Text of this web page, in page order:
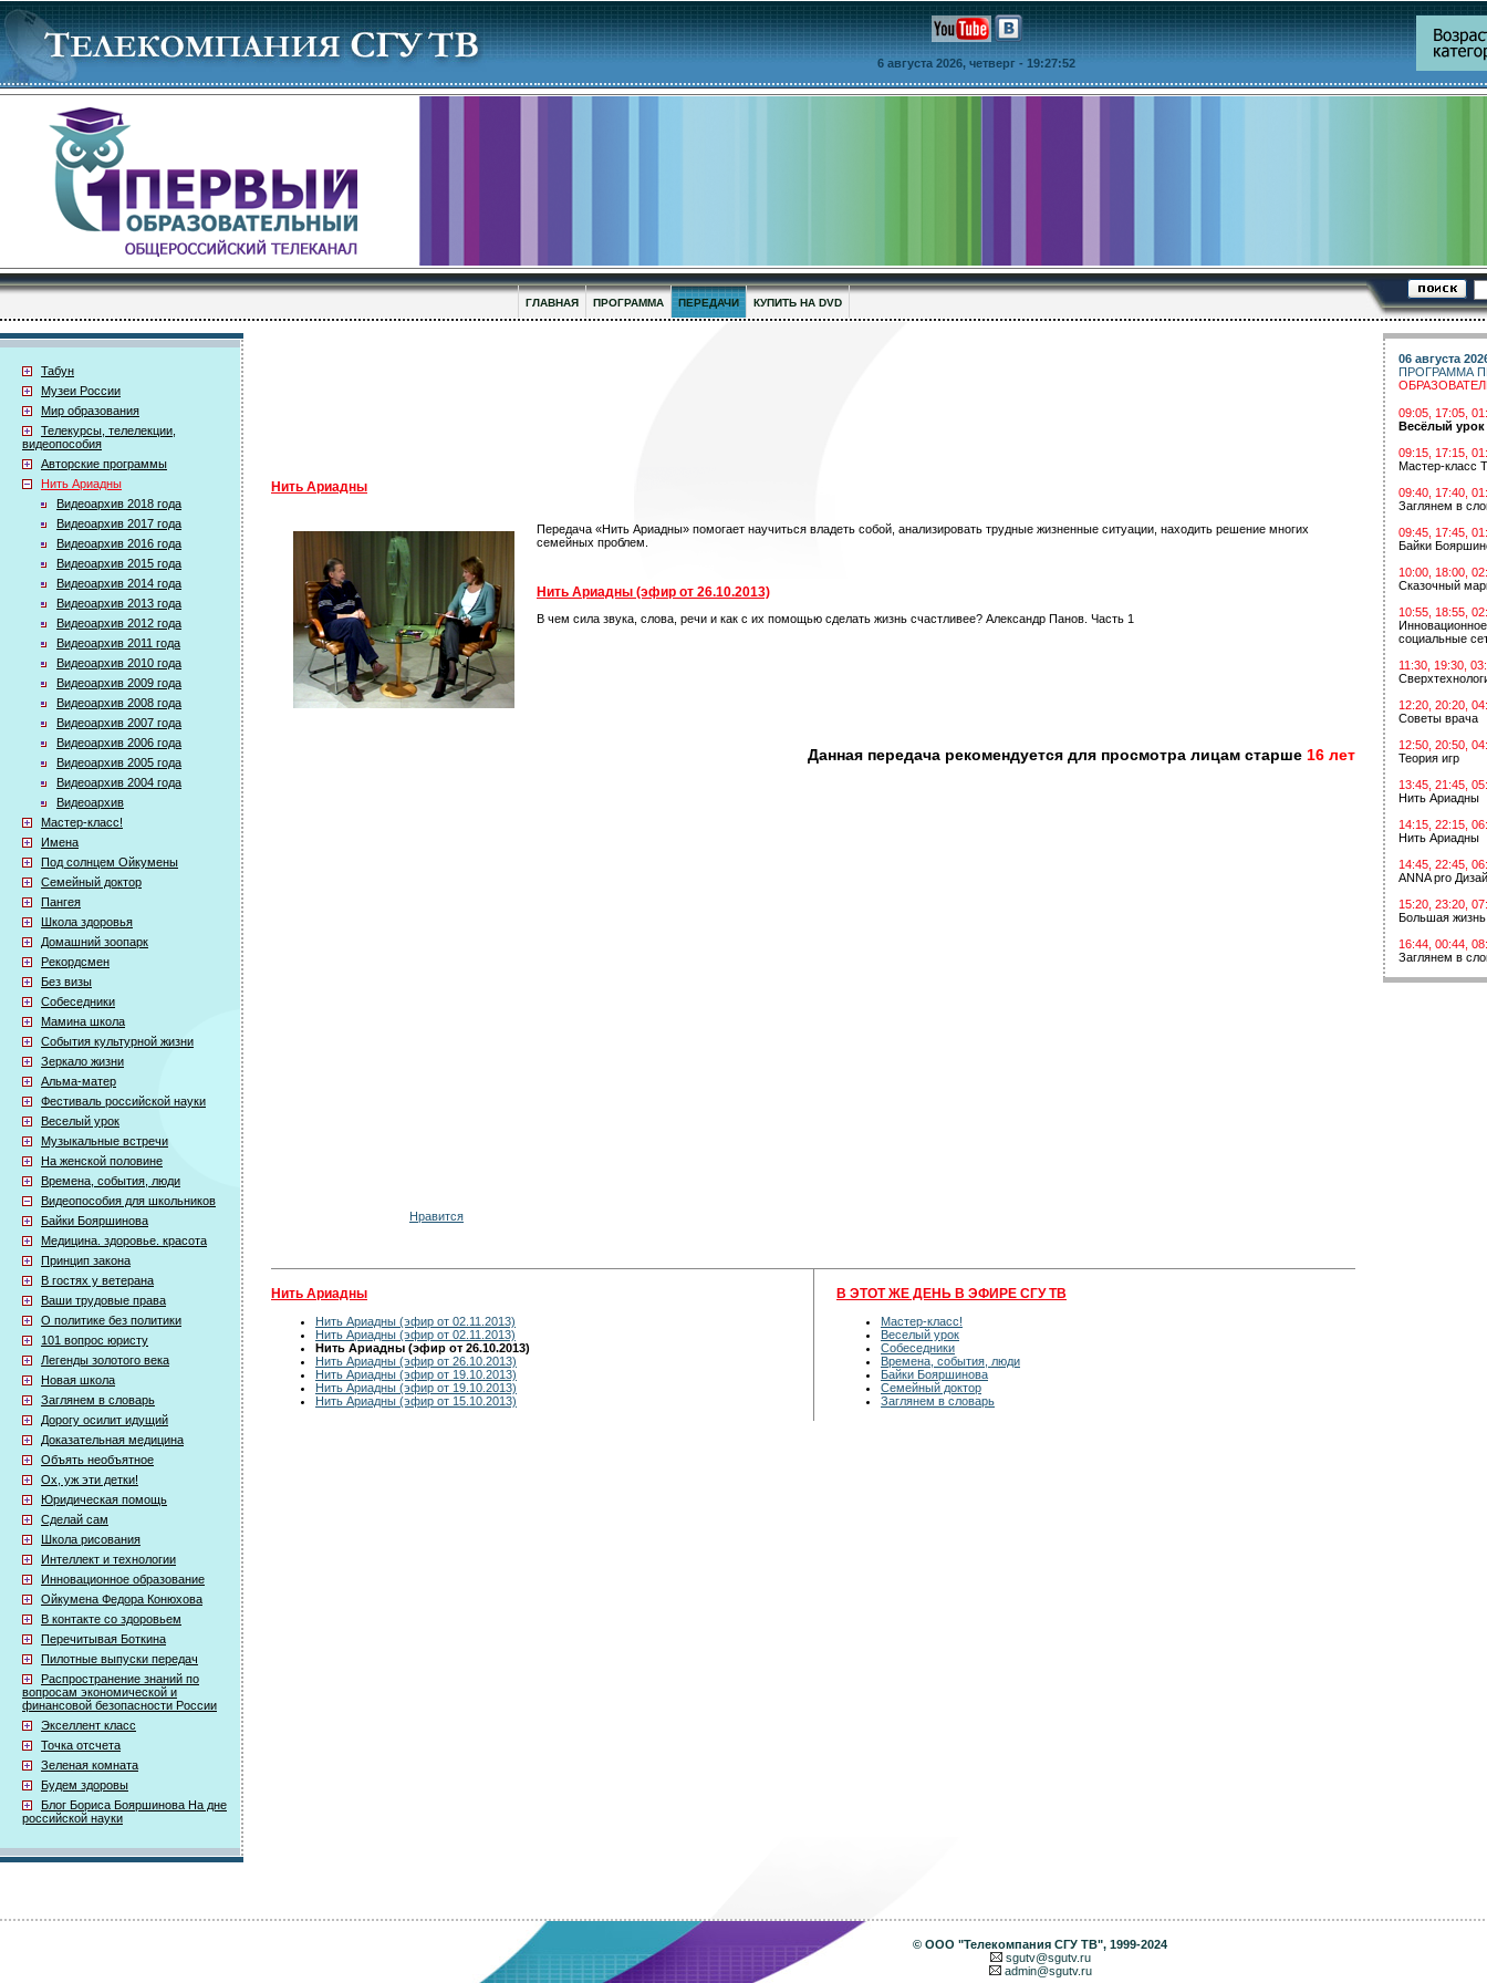
6 августа 2026, четверг - 19:27:52
ГЛАВНАЯ ПРОГРАММА ПЕРЕДАЧИ КУПИТЬ НА DVD
Табун
Музеи России
Мир образования
Телекурсы, телелекции,
видеопособия
Авторские программы
Нить Ариадны
Видеоархив 2018 года
Видеоархив 2017 года
Видеоархив 2016 года
Видеоархив 2015 года
Видеоархив 2014 года
Видеоархив 2013 года
Видеоархив 2012 года
Видеоархив 2011 года
Видеоархив 2010 года
Видеоархив 2009 года
Видеоархив 2008 года
Видеоархив 2007 года
Видеоархив 2006 года
Видеоархив 2005 года
Видеоархив 2004 года
Видеоархив
Мастер-класс!
Имена
Под солнцем Ойкумены
Семейный доктор
Пангея
Школа здоровья
Домашний зоопарк
Рекордсмен
Без визы
Собеседники
Мамина школа
События культурной жизни
Зеркало жизни
Альма-матер
Фестиваль российской науки
Веселый урок
Музыкальные встречи
На женской половине
Времена, события, люди
Видеопособия для школьников
Байки Бояршинова
Медицина. здоровье. красота
Принцип закона
В гостях у ветерана
Ваши трудовые права
О политике без политики
101 вопрос юристу
Легенды золотого века
Новая школа
Заглянем в словарь
Дорогу осилит идущий
Доказательная медицина
Объять необъятное
Ох, уж эти детки!
Юридическая помощь
Сделай сам
Школа рисования
Интеллект и технологии
Инновационное образование
Ойкумена Федора Конюхова
В контакте со здоровьем
Перечитывая Боткина
Пилотные выпуски передач
Распространение знаний по
вопросам экономической и
финансовой безопасности России
Экселлент класс
Точка отсчета
Зеленая комната
Будем здоровы
Блог Бориса Бояршинова На дне
российской науки
Нить Ариадны
Передача «Нить Ариадны» помогает научиться владеть собой, анализировать трудные жизненные ситуации, находить решение многих
семейных проблем.
Нить Ариадны (эфир от 26.10.2013)
В чем сила звука, слова, речи и как с их помощью сделать жизнь счастливее? Александр Панов. Часть 1
Данная передача рекомендуется для просмотра лицам старше 16 лет
Нравится
Нить Ариадны
Нить Ариадны (эфир от 02.11.2013)
Нить Ариадны (эфир от 02.11.2013)
Нить Ариадны (эфир от 26.10.2013)
Нить Ариадны (эфир от 26.10.2013)
Нить Ариадны (эфир от 19.10.2013)
Нить Ариадны (эфир от 19.10.2013)
Нить Ариадны (эфир от 15.10.2013)
В ЭТОТ ЖЕ ДЕНЬ В ЭФИРЕ СГУ ТВ
Мастер-класс!
Веселый урок
Собеседники
Времена, события, люди
Байки Бояршинова
Семейный доктор
Заглянем в словарь
06 августа
ПРОГРАММА
09:05, 17:05,
Весёлый урок
09:15, 17:15,
Мастер-класс
09:40, 17:40,
Заглянем в
09:45, 17:45,
Байки
10:00, 18:00,
Сказочный
10:55, 18:55,
социальные
11:30, 19:30,
12:20, 20:20,
Советы врача
12:50, 20:50,
Теория игр
13:45, 21:45,
Нить Ариадны
14:15, 22:15,
Нить Ариадны
14:45, 22:45,
ANNA pro
15:20, 23:20,
Большая жизнь
16:44, 00:44,
Заглянем в
© ООО "Телекомпания СГУ ТВ", 1999-2024
sgutv@sgutv.ru
admin@sgutv.ru